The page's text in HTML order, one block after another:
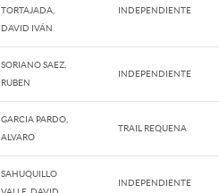
TORTAJADA,
DAVID IVÁN
INDEPENDIENTE
SORIANO SAEZ,
RUBEN
INDEPENDIENTE
GARCIA PARDO,
ALVARO
TRAIL REQUENA
SAHUQUILLO
INDEPENDIENTE